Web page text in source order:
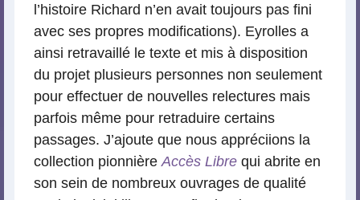
l’histoire Richard n’en avait toujours pas fini
avec ses propres modifications). Eyrolles a
ainsi retravaillé le texte et mis à disposition
du projet plusieurs personnes non seulement
pour effectuer de nouvelles relectures mais
parfois même pour retraduire certains
passages. J’ajoute que nous appréciions la
collection pionnièreAccès Libre qui abrite en
son sein de nombreux ouvrages de qualité